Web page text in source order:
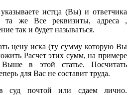
истца (Вы) и ответчика
та же Все реквизиты, адреса ,
так и будет называться.
цену иска (ту сумму которую Вы
Расчет этих сумм, на примере
в этой статье. Посчитать
для Вас не составит труда.
почтой или сдаем лично.